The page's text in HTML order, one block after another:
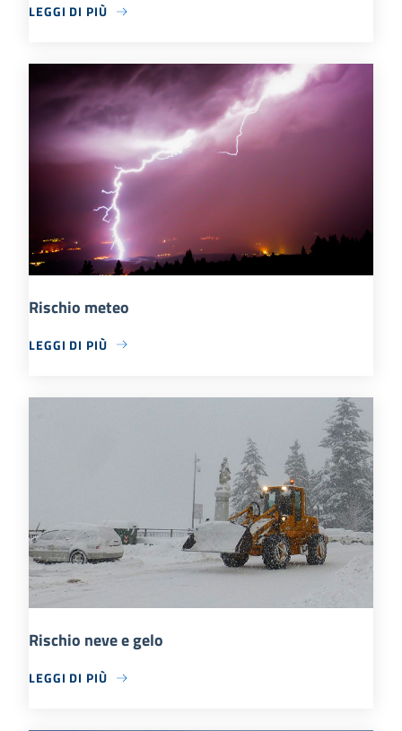
LEGGI DI PIÙ
Rischio meteo
LEGGI DI PIÙ
Rischio neve e gelo
LEGGI DI PIÙ